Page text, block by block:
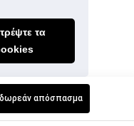
τα
απόσπασμα